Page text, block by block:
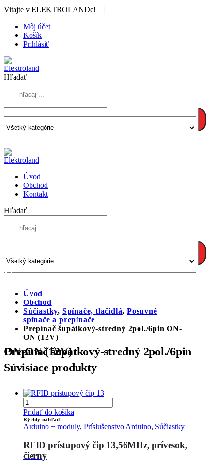
Vitajte v ELEKTROLANDe!
Môj účet
Košík
Prihlásiť
Hľadať
Úvod
Obchod
Kontakt
Hľadať
Úvod
Obchod
Súčiastky, Spínače, tlačidlá,Posuvné
spínače a prepínače
Prepínač šupátkový-stredný 2pol./6pin ON-
ON (12V)
Prepínač šupátkový-stredný 2pol./6pin ON-ON (12V)
Súvisiace produkty
Pridať do košíka
Rýchly náhľad
Arduino + moduly, Príslušenstvo Arduino, Súčiastky
RFID prístupový čip 13,56MHz, prívesok,
čierny